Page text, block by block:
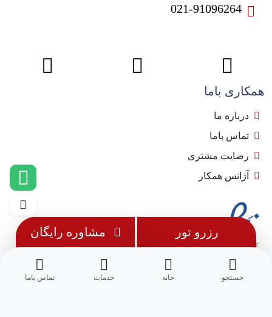
جستجو خانه خدمات تماس باما
رزرو تور مشاوره رایگان
021-91096264
همکاری باما
درباره ما
تماس باما
رضایت مشتری
آژانس همکار